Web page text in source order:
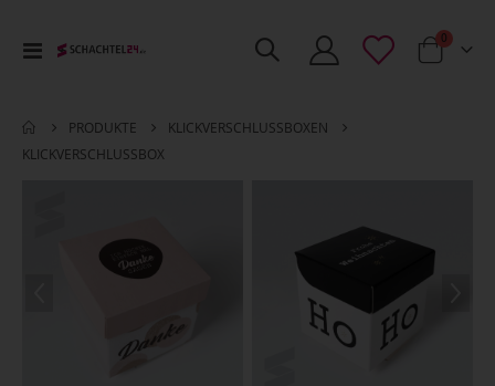
Toggle
Cart
0 Artikel
PRODUKTE
KLICKVERSCHLUSSBOXEN
KLICKVERSCHLUSSBOX